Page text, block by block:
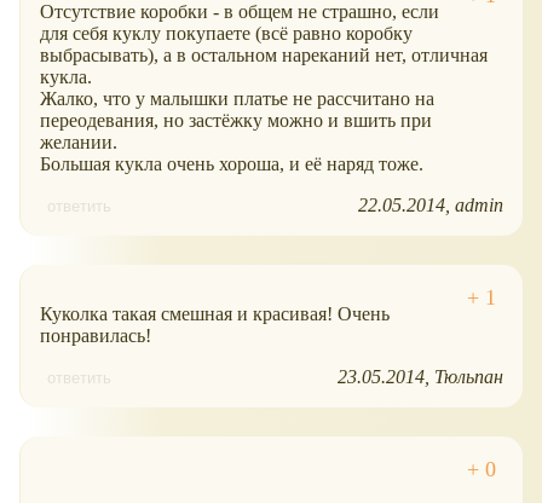
Отсутствие коробки - в общем не страшно, если
для себя куклу покупаете (всё равно коробку
выбрасывать), а в остальном нареканий нет, отличная
кукла.
Жалко, что у малышки платье не рассчитано на
переодевания, но застёжку можно и вшить при
желании.
Большая кукла очень хороша, и её наряд тоже.
ответить 22.05.2014 admin
Куколка такая смешная и красивая! Очень
понравилась!
ответить 23.05.2014 Тюльпан